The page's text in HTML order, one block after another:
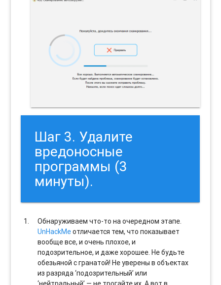
Шаг 3. Удалите
вредоносные
программы (3
минуты).
Обнаруживаем что-то на очередном этапе.
UnHackMeотличается тем, что показывает
вообще все, и очень плохое, и
подозрительное, и даже хорошее. Не будьте
обезьяной с гранатой! Не уверены в объектах
из разряда ‘подозрительный’ или